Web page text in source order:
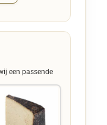
een passende